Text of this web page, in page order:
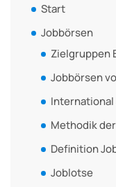
Start
Jobbörsen
Zielgruppen
Jobbörsen
Methodik
Definition
Joblotse